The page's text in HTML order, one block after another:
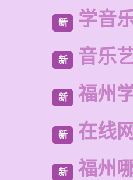
新 学音
新 音乐
新 福州
新 在线
新 福州